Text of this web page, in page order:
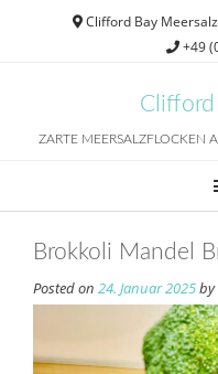
Clifford Bay
+49
Clifford
ZARTE MEERSALZFLOCKEN
Brokkoli Mandel
Posted on 24. Januar 2025by